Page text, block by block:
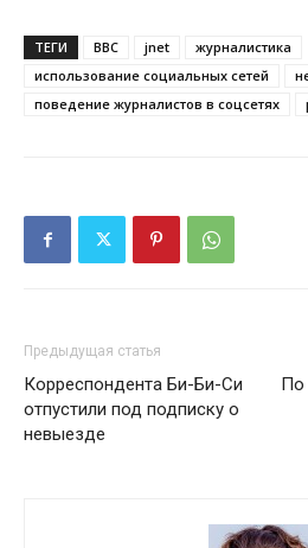
ТЕГИ BBC jnet
журналистика
использование социальных сетей
поведение журналистов в соцсетях
Предыдущая статья
Корреспондента Би-Би-Си
отпустили под подписку о
невыезде
По